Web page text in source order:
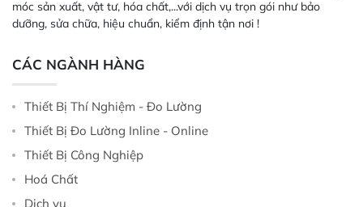
móc sản xuất, vật tư, hóa chất,...với dịch vụ trọn gói như bảo
dưỡng, sửa chữa, hiệu chuẩn, kiểm định tận nơi !
CÁC NGÀNH HÀNG
Thiết Bị Thí Nghiệm - Đo Lường
Thiết Bị Đo Lường Inline - Online
Thiết Bị Công Nghiệp
Hoá Chất
Dịch vụ